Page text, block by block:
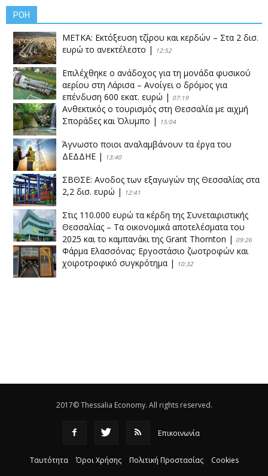
ΡΟΗ
ΜΕΤΚΑ: Εκτόξευση τζίρου και κερδών – Στα 2 δισ.
ευρώ το ανεκτέλεστο | 12:52
Επιλέχθηκε ο ανάδοχος για τη μονάδα φυσικού
αερίου στη Λάρισα – Ανοίγει ο δρόμος για
επένδυση 600 εκατ. ευρώ | 07:19
Ανθεκτικός ο τουρισμός στη Θεσσαλία με αιχμή
Σποράδες και Όλυμπο | 15:04
Άγνωστο ποιοι αναλαμβάνουν τα έργα του
ΔΕΔΔΗΕ | 13:40
ΣΒΘΣΕ: Aνοδος των εξαγωγών της Θεσσαλίας στα
2,2 δισ. ευρώ | 12:41
Στις 110.000 ευρώ τα κέρδη της Συνεταιριστικής
Θεσσαλίας – Τα οικονομικά αποτελέσματα του
2025 και το καμπανάκι της Grant Thornton | 09:26
Φάρμα Ελασσόνας: Εργοστάσιο ζωοτροφών και
χοιροτροφικό συγκρότημα | 10:32
2017© Thessalia Economy. All rights reserved.
Επικοινωνία
Ταυτότητα Όροι Χρήσης Πολιτική Προστασίας Cookies